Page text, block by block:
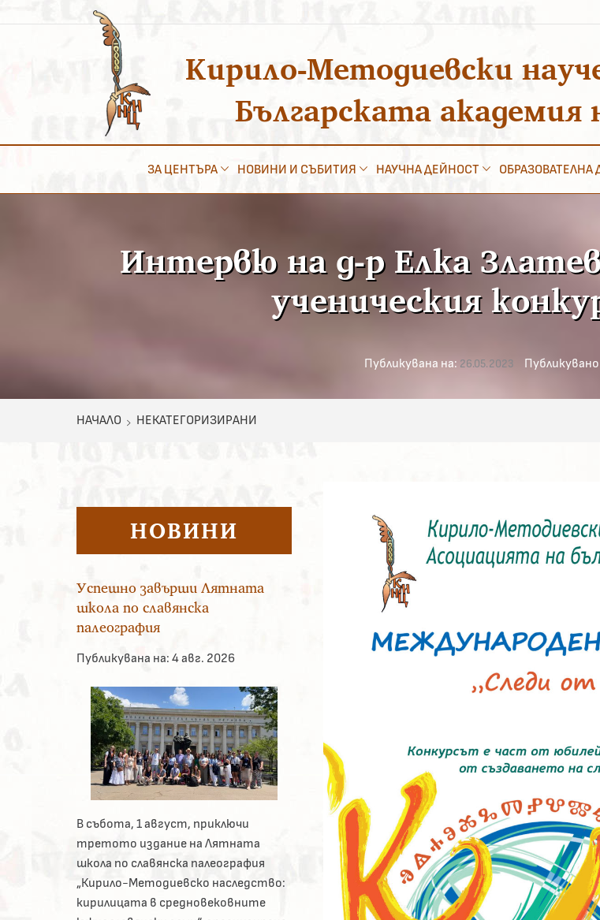
към
Кирило-Методиевски
Българската академия
ЗА ЦЕНТЪРА НОВИНИ И СЪБИТИЯ НАУЧНА ДЕЙНОСТ ОБРАЗОВАТЕЛНА
Интервю на д-р Елка
ученическия
Публикувана на: 26.05.2023
НАЧАЛО НЕКАТЕГОРИЗИРАНИ
НОВИНИ
Успешно завърши Лятната
школа по славянска
палеография
Публикувана на: 4 авг. 2026
В събота, 1 август, приключи
третото издание на Лятната
школа по славянска палеография
„Кирило-Методиевско наследство:
кирилицата в средновековните